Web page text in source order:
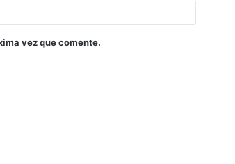
vez que comente.